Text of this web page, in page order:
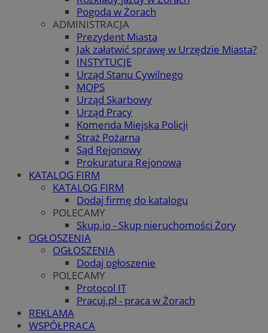
Pogoda w Żorach
ADMINISTRACJA
Prezydent Miasta
Jak załatwić sprawę w Urzędzie Miasta?
INSTYTUCJE
Urząd Stanu Cywilnego
MOPS
Urząd Skarbowy
Urząd Pracy
Komenda Miejska Policji
Straż Pożarna
Sąd Rejonowy
Prokuratura Rejonowa
KATALOG FIRM
KATALOG FIRM
Dodaj firmę do katalogu
POLECAMY
Skup.io - Skup nieruchomości Żory
OGŁOSZENIA
OGŁOSZENIA
Dodaj ogłoszenie
POLECAMY
Protocol IT
Pracuj.pl - praca w Żorach
REKLAMA
WSPÓŁPRACA